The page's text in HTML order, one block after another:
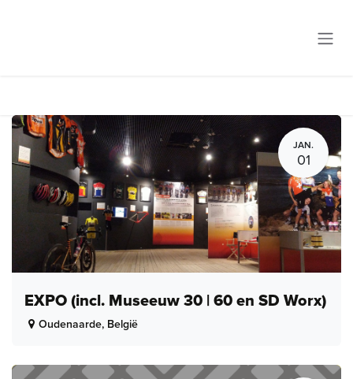
JAN.
01
EXPO (incl. Museeuw 30 | 60 en SD Worx)
Oudenaarde, België